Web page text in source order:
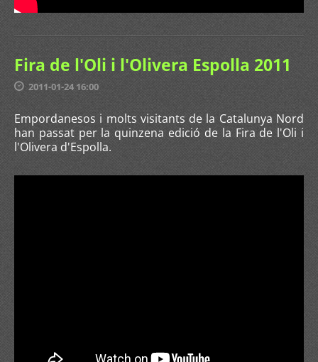
Fira de l'Oli i l'Olivera Espolla 2011
2011-01-24 16:00
Empordanesos i molts visitants de la Catalunya Nord
han passat per la quinzena edició de la Fira de l'Oli i
l'Olivera d'Espolla.